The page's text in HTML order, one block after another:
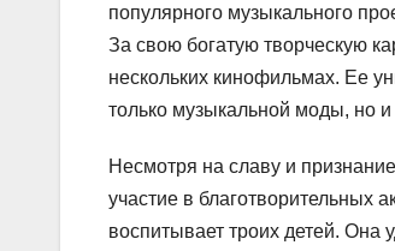
популярного музыкального
За свою богатую творческую
нескольких кинофильмах. Ее
только музыкальной моды, но
Несмотря на славу и
участие в благотворительных
воспитывает троих детей. Она